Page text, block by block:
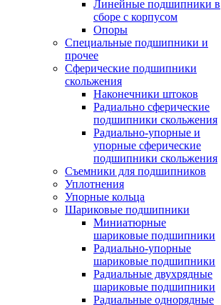
Линейные подшипники в
сборе с корпусом
Опоры
Специальные подшипники и
прочее
Сферические подшипники
скольжения
Наконечники штоков
Радиально сферические
подшипники скольжения
Радиально-упорные и
упорные сферические
подшипники скольжения
Съемники для подшипников
Уплотнения
Упорные кольца
Шариковые подшипники
Миниатюрные
шариковые подшипники
Радиально-упорные
шариковые подшипники
Радиальные двухрядные
шариковые подшипники
Радиальные однорядные